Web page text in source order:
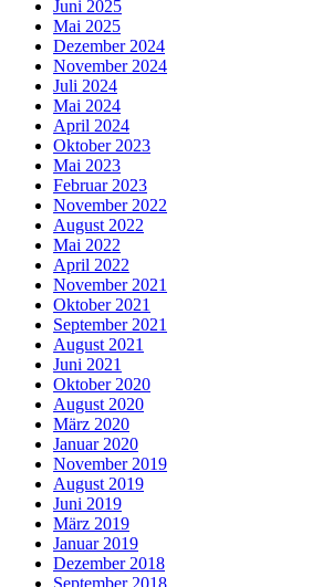
Juni 2025
Mai 2025
Dezember 2024
November 2024
Juli 2024
Mai 2024
April 2024
Oktober 2023
Mai 2023
Februar 2023
November 2022
August 2022
Mai 2022
April 2022
November 2021
Oktober 2021
September 2021
August 2021
Juni 2021
Oktober 2020
August 2020
März 2020
Januar 2020
November 2019
August 2019
Juni 2019
März 2019
Januar 2019
Dezember 2018
September 2018